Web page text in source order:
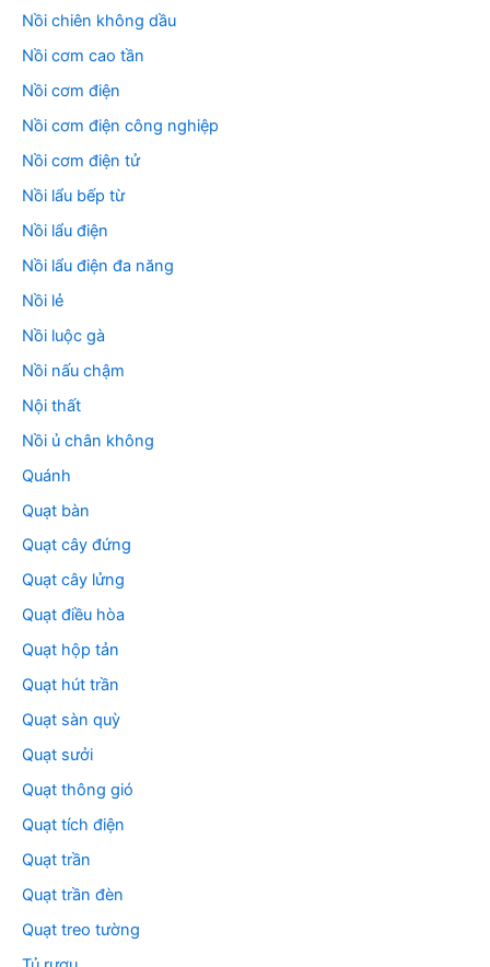
Nồi chiên không dầu
Nồi cơm cao tần
Nồi cơm điện
Nồi cơm điện công nghiệp
Nồi cơm điện tử
Nồi lẩu bếp từ
Nồi lẩu điện
Nồi lẩu điện đa năng
Nồi lẻ
Nồi luộc gà
Nồi nấu chậm
Nội thất
Nồi ủ chân không
Quánh
Quạt bàn
Quạt cây đứng
Quạt cây lửng
Quạt điều hòa
Quạt hộp tản
Quạt hút trần
Quạt sàn quỳ
Quạt sưởi
Quạt thông gió
Quạt tích điện
Quạt trần
Quạt trần đèn
Quạt treo tường